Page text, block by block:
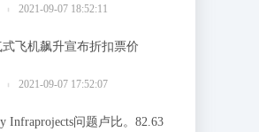
2021-09-07 18:52:11
式飞机飙升宣布折扣票价
2021-09-07 17:52:07
Infraprojects问题卢比。82.63